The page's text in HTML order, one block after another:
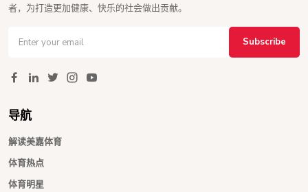
者，为打造更加健康、快乐的社会做出贡献。
Subscribe
导航
解读美嘉体育
体育热点
体育明星